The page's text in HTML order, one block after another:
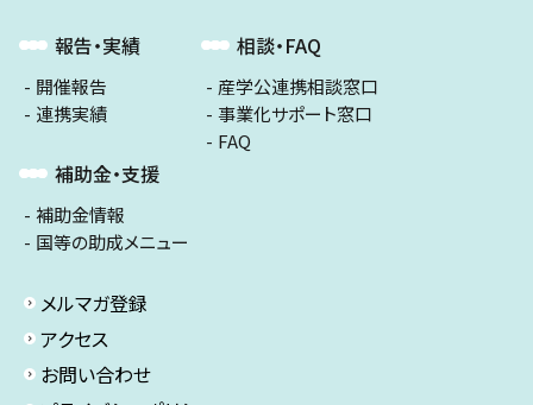
報告・実績
開催報告
連携実績
補助金・支援
補助金情報
国等の助成メニュー
相談・FAQ
産学公連携相談窓口
事業化サポート窓口
FAQ
メルマガ登録
アクセス
お問い合わせ